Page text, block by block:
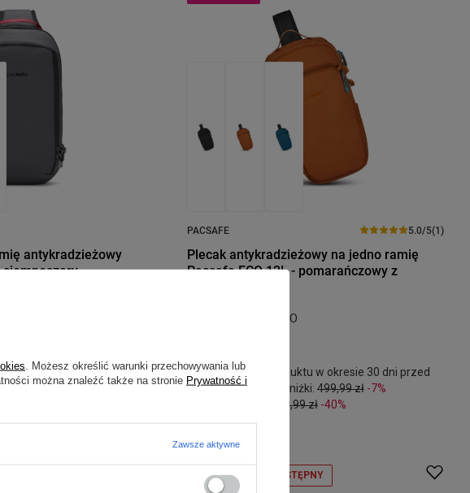
antykradzieżowy
ciemnoszary
490,99 zł -20%
zł -30%
PACSAFE 5.0/5(1)
Plecak antykradzieżowy na jedno ramię
Pacsafe ECO 12L - pomarańczowy z
Model: Pacsafe - ECO
Najniższa cena produktu w okresie 30 dni przed
wprowadzeniem obniżki: 499,99 zł -7%
769,99 zł -40%
CHWILOWO NIEDOSTĘPNY
. Możesz określić warunki przechowywania lub
można znaleźć także na stronie Prywatność i
Zawsze aktywne